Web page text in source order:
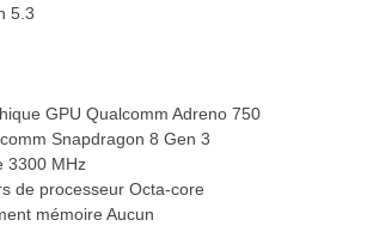
5.3
GPU Qualcomm Adreno 750
Snapdragon 8 Gen 3
3300 MHz
de processeur Octa-core
mémoire Aucun